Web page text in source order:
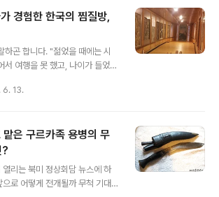
다고들 하네요. 유럽에서는 밥
사용되거나 곁들인 음식으로
. 이탈리아의 리조토나 스페인의
주재료이지만, 포크로 먹는 것이
경우에는 나무 숟가락으로 특별
도 있습니다, 그게 예전부터 전
경험한 한국의 찜질방,
하곤 합니다. "젊었을 때에는 시
서 여행을 못 했고, 나이가 들었을
상황에 따라 이 상황은 바뀔 수
다. 하지만 이 악물고 돈을 벌어
습니다. 세계여행을 하는 게 꿈
낭여행은 제 인생에서 가장 큰 터
습니다. 그때만큼 낯선 것에 가슴
것 같습니다. (설레며 떨리던 그
6. 13.
은 구르카족 용병의 무
?
리는 북미 정상회담 뉴스에 하
로 어떻게 전개될까 무척 기대